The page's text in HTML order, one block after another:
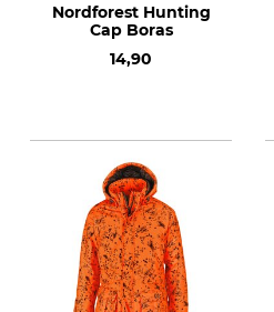
Nordforest Hunting
Cap Boras
14,90